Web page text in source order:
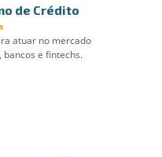
de Crédito
atuar no mercado
e fintechs.